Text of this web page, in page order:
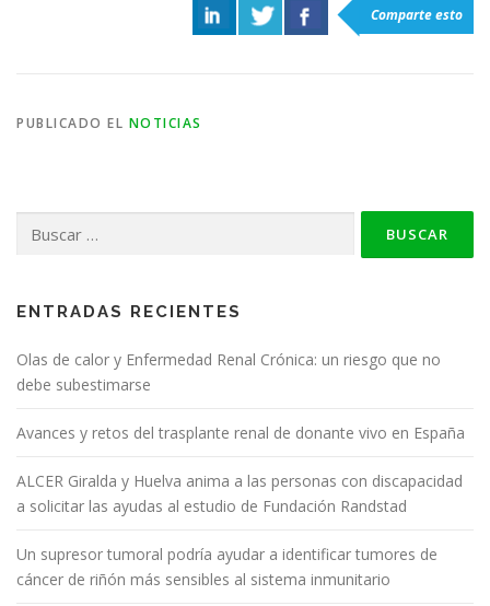
Comparte esto
PUBLICADO EL NOTICIAS
ENTRADAS RECIENTES
Olas de calor y Enfermedad Renal Crónica: un riesgo que no
debe subestimarse
Avances y retos del trasplante renal de donante vivo en España
ALCER Giralda y Huelva anima a las personas con discapacidad
a solicitar las ayudas al estudio de Fundación Randstad
Un supresor tumoral podría ayudar a identificar tumores de
cáncer de riñón más sensibles al sistema inmunitario